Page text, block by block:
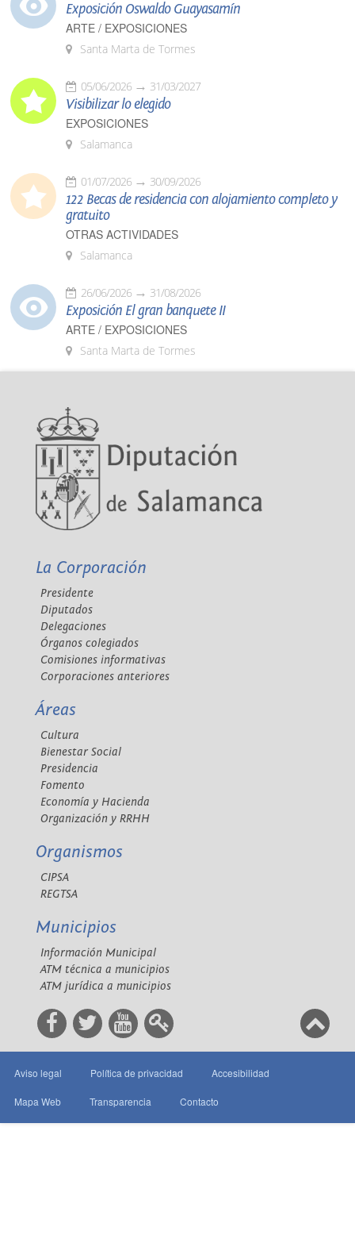
Exposición Oswaldo Guayasamín
ARTE / EXPOSICIONES
Santa Marta de Tormes
05/06/2026 31/03/2027
Visibilizar lo elegido
EXPOSICIONES
Salamanca
01/07/2026 30/09/2026
122 Becas de residencia con alojamiento completo y
gratuito
OTRAS ACTIVIDADES
Salamanca
26/06/2026 31/08/2026
Exposición El gran banquete II
ARTE / EXPOSICIONES
Santa Marta de Tormes
La Corporación
Presidente
Diputados
Delegaciones
Órganos colegiados
Comisiones informativas
Corporaciones anteriores
Áreas
Cultura
Bienestar Social
Presidencia
Fomento
Economía y Hacienda
Organización y RRHH
Organismos
CIPSA
REGTSA
Municipios
Información Municipal
ATM técnica a municipios
ATM jurídica a municipios
Aviso legal Política de privacidad Accesibilidad
Mapa Web Transparencia Contacto